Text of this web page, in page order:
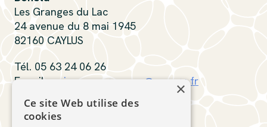
Les Granges du Lac
24 avenue du 8 mai 1945
82160 CAYLUS
Tél. 05 63 24 06 26
E-mail :cpiequercygaronne@orange.fr
Contactez-nous
×
Ce site Web utilise des
cookies